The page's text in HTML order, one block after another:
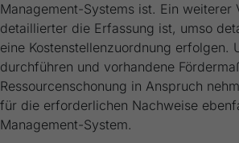
Management-Systems ist. Ein weiterer
detaillierter die Erfassung ist, umso
eine Kostenstellenzuordnung erfolgen.
durchführen und vorhandene
Ressourcenschonung in Anspruch
für die erforderlichen Nachweise
Management-System.
Zweck
Dieser Wert speichert
Einstellungen. Unter
generierte ID, für die
Speicherung Ihrer
Einstellungen, falls der
dies eingestellt hat.